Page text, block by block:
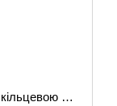
Стійка журавель з кільцевою лампою 26 см для зйомки flatlay